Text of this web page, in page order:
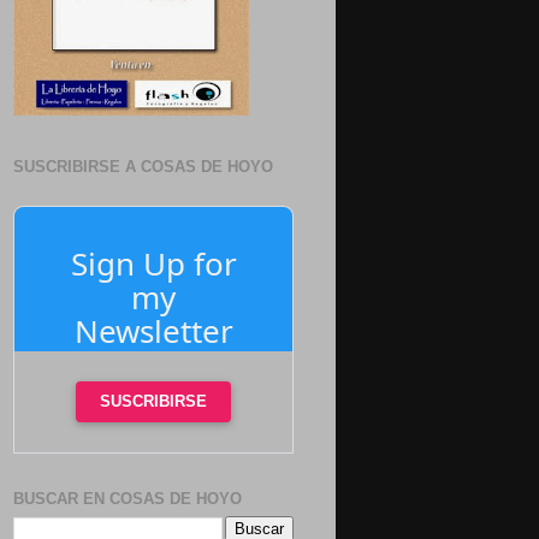
SUSCRIBIRSE A COSAS DE HOYO
Sign Up for
my
Newsletter
SUSCRIBIRSE
BUSCAR EN COSAS DE HOYO